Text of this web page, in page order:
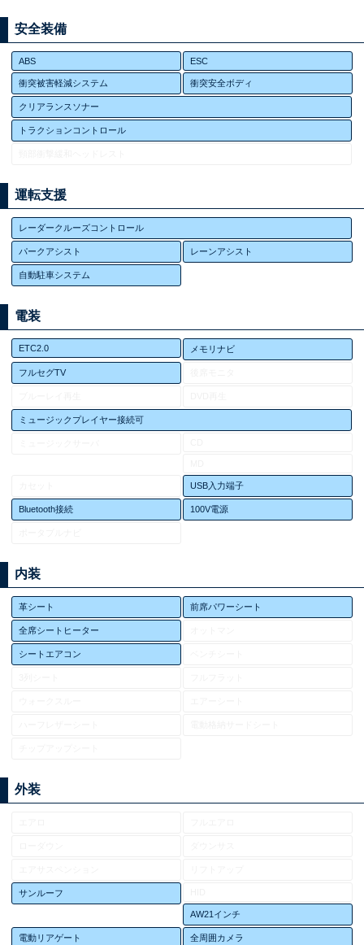
安全装備
ABS ESC
衝突被害軽減システム 衝突安全ボディ
クリアランスソナー
トラクションコントロール
運転支援
レーダークルーズコントロール
パークアシスト レーンアシスト
自動駐車システム
電装
ETC2.0 メモリナビ
フルセグTV
ミュージックプレイヤー接続可
USB入力端子
Bluetooth接続 100V電源
内装
革シート 前席パワーシート
全席シートヒーター
シートエアコン
外装
サンルーフ
AW21インチ
電動リアゲート 全周囲カメラ